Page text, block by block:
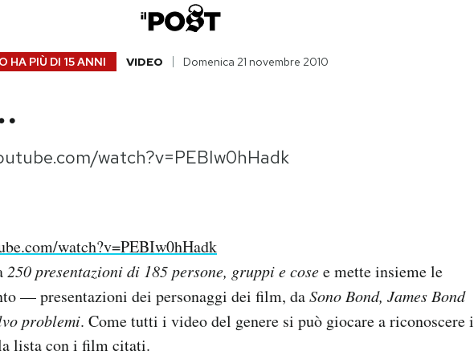
HA PIÙ DI 15 ANNI VIDEO Domenica 21 novembre 2010
watch?v=PEBIw0hHadk
watch?v=PEBIw0hHadk
250 presentazioni di 185 persone, gruppi e cosee mette insieme le
— presentazioni dei personaggi dei film, daSono Bond, James Bond
problemi. Come tutti i video del genere si può giocare a riconoscere i
lista con i film citati.